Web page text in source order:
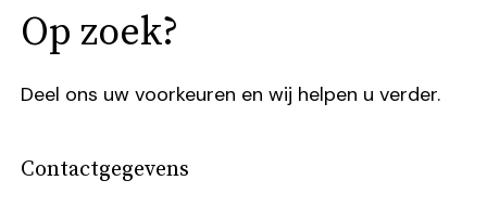
Op zoek?
Deel ons uw voorkeuren en wij helpen u verder.
Contactgegevens